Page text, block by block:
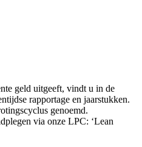
geld uitgeeft, vindt u in de
rapportage en jaarstukken.
genoemd.
via onze LPC: ‘Lean